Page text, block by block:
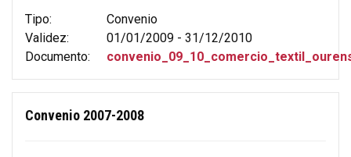
Tipo:
Convenio
Validez:
01/01/2009 - 31/12/2010
Documento:
Convenio 2007-2008